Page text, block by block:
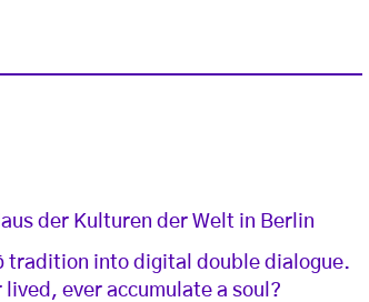
der Kulturen der Welt in Berlin
tradition into digital double dialogue.
ever accumulate a soul?